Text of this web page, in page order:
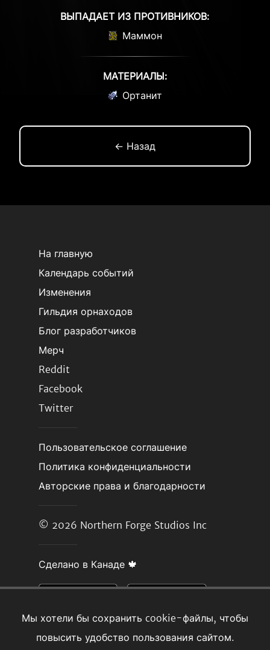
Мы хотели бы сохранить cookie-файлы, чтобы
повысить удобство пользования сайтом.
ВЫПАДАЕТ ИЗ ПРОТИВНИКОВ:
Маммон
МАТЕРИАЛЫ:
Ортанит
← Назад
На главную
Календарь событий
Изменения
Гильдия орнаходов
Блог разработчиков
Мерч
Reddit
Facebook
Twitter
Пользовательское соглашение
Политика конфиденциальности
Авторские права и благодарности
© 2026 Northern Forge Studios Inc
Сделано в Канаде 🍁